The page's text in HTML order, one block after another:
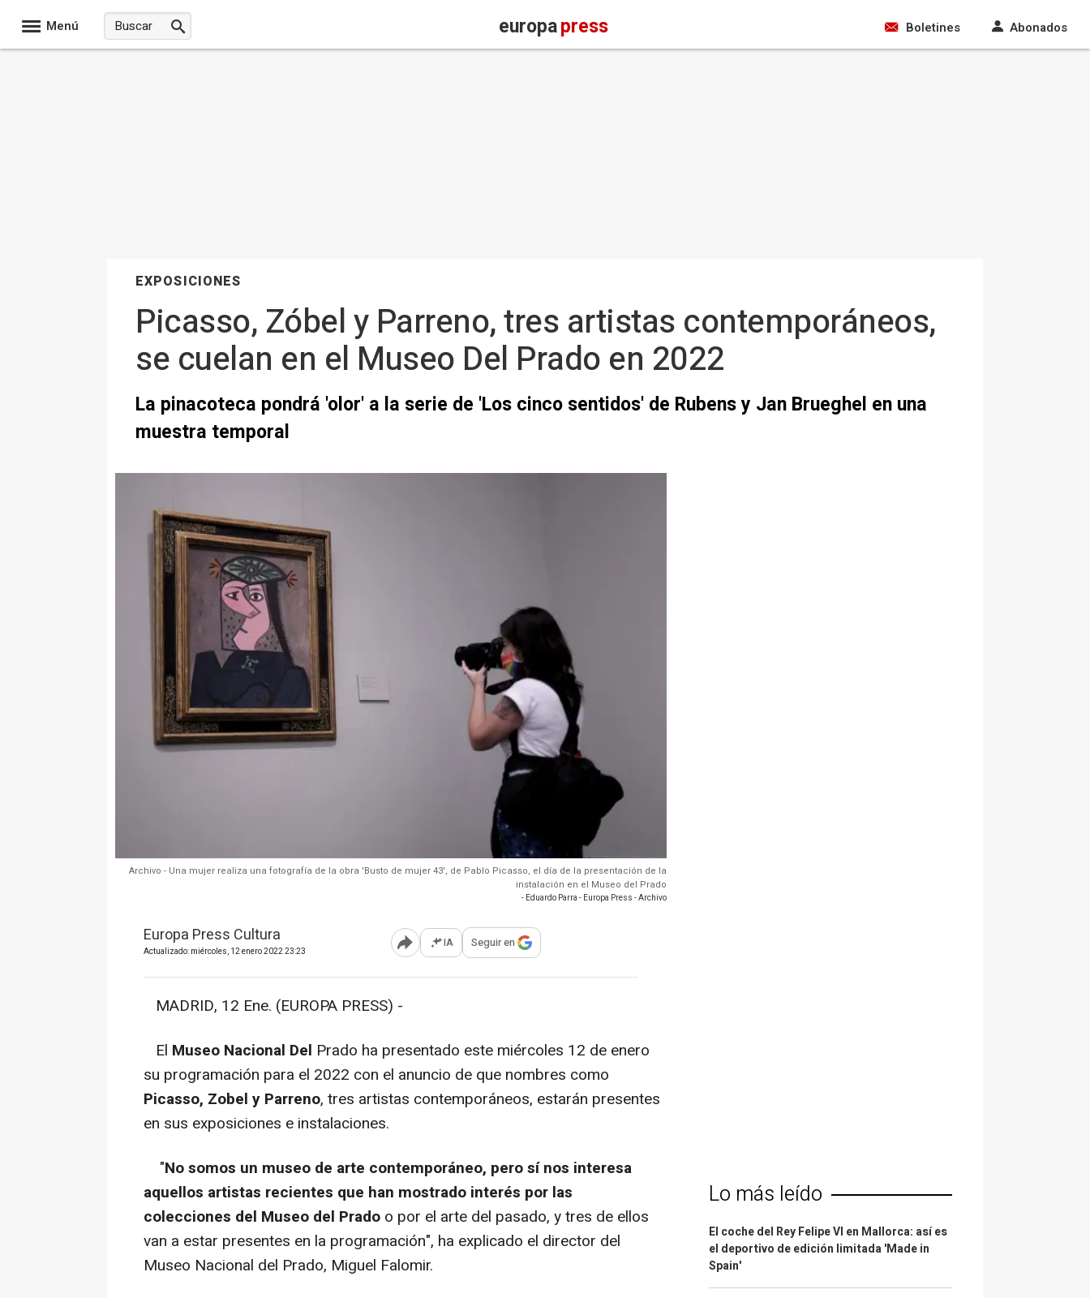
Menú europapress Boletines Abonados
EXPOSICIONES
Picasso, Zóbel y Parreno, tres artistas contemporáneos,
se cuelan en el Museo Del Prado en 2022
La pinacoteca pondrá 'olor' a la serie de 'Los cinco sentidos' de Rubens y Jan Brueghel en una
muestra temporal
Archivo - Una mujer realiza una fotografía de la obra 'Busto de mujer 43', de Pablo Picasso, el día de la presentación de la
instalación en el Museo del Prado
- Eduardo Parra - Europa Press - Archivo
Europa Press Cultura
Actualizado: miércoles, 12 enero 2022 23:23 Abrir opciones para compartir
IA Seguir en
MADRID, 12 Ene. (EUROPA PRESS) -
El Museo Nacional Del Prado ha presentado este miércoles 12 de enero
su programación para el 2022 con el anuncio de que nombres como
Picasso, Zobel y Parreno, tres artistas contemporáneos, estarán presentes
en sus exposiciones e instalaciones.
"No somos un museo de arte contemporáneo, pero sí nos interesa
aquellos artistas recientes que han mostrado interés por las
colecciones del Museo del Prado o por el arte del pasado, y tres de ellos
van a estar presentes en la programación", ha explicado el director del
Museo Nacional del Prado, Miguel Falomir.
Lo más leído
El coche del Rey Felipe VI en Mallorca: así es
el deportivo de edición limitada 'Made in
Spain'